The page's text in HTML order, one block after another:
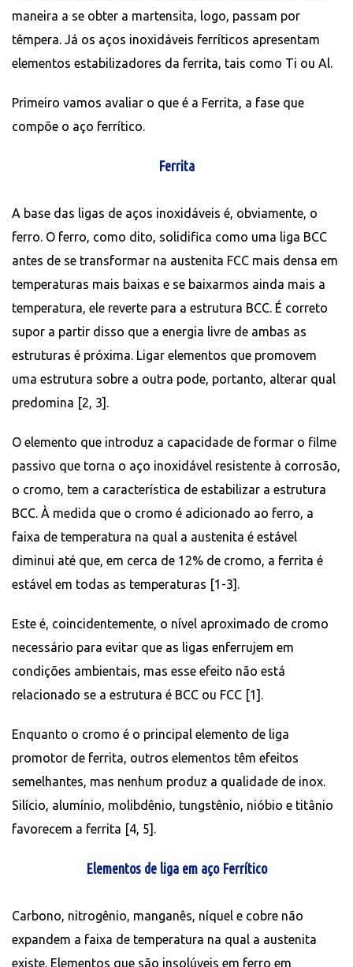
maneira a se obter a martensita, logo, passam por
têmpera. Já os aços inoxidáveis ferríticos apresentam
elementos estabilizadores da ferrita, tais como Ti ou Al.
Primeiro vamos avaliar o que é a Ferrita, a fase que
compõe o aço ferrítico.
Ferrita
A base das ligas de aços inoxidáveis ​​é, obviamente, o
ferro. O ferro, como dito, solidifica como uma liga BCC
antes de se transformar na austenita FCC mais densa em
temperaturas mais baixas e se baixarmos ainda mais a
temperatura, ele reverte para a estrutura BCC. É correto
supor a partir disso que a energia livre de ambas as
estruturas é próxima. Ligar elementos que promovem
uma estrutura sobre a outra pode, portanto, alterar qual
predomina [2, 3].
O elemento que introduz a capacidade de formar o filme
passivo que torna o aço inoxidável resistente à corrosão,
o cromo, tem a característica de estabilizar a estrutura
BCC. À medida que o cromo é adicionado ao ferro, a
faixa de temperatura na qual a austenita é estável
diminui até que, em cerca de 12% de cromo, a ferrita é
estável em todas as temperaturas [1-3].
Este é, coincidentemente, o nível aproximado de cromo
necessário para evitar que as ligas enferrujem em
condições ambientais, mas esse efeito não está
relacionado se a estrutura é BCC ou FCC [1].
Enquanto o cromo é o principal elemento de liga
promotor de ferrita, outros elementos têm efeitos
semelhantes, mas nenhum produz a qualidade de inox.
Silício, alumínio, molibdênio, tungstênio, nióbio e titânio
favorecem a ferrita [4, 5].
Elementos de liga em aço Ferrítico
Carbono, nitrogênio, manganês, níquel e cobre não
expandem a faixa de temperatura na qual a austenita
existe. Elementos que são insolúveis em ferro em